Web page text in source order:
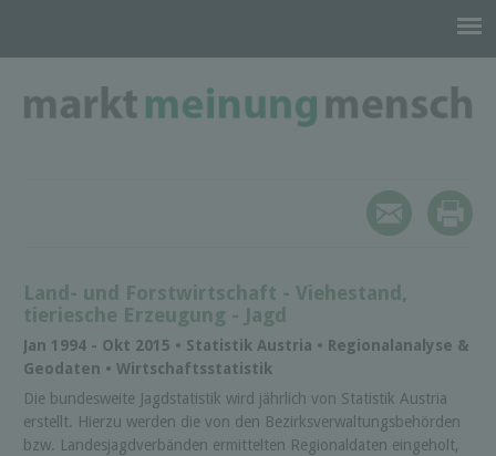
Land- und Forstwirtschaft - Viehestand,
tieriesche Erzeugung - Jagd
Jan 1994 - Okt 2015 • Statistik Austria • Regionalanalyse &
Geodaten • Wirtschaftsstatistik
Die bundesweite Jagdstatistik wird jährlich von Statistik Austria
erstellt. Hierzu werden die von den Bezirksverwaltungsbehörden
bzw. Landesjagdverbänden ermittelten Regionaldaten eingeholt,